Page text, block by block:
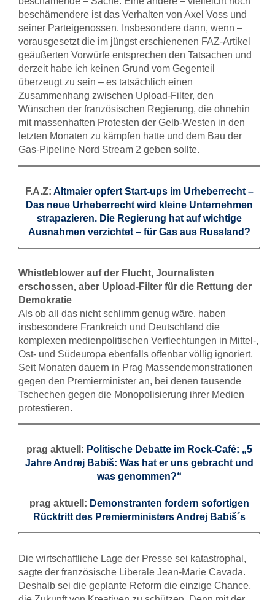
beschämendere ist das Verhalten von Axel Voss und
seiner Parteigenossen. Insbesondere dann, wenn –
vorausgesetzt die im jüngst erschienenen FAZ-Artikel
geäußerten Vorwürfe entsprechen den Tatsachen und
derzeit habe ich keinen Grund vom Gegenteil
überzeugt zu sein – es tatsächlich einen
Zusammenhang zwischen Upload-Filter, den
Wünschen der französischen Regierung, die ohnehin
mit massenhaften Protesten der Gelb-Westen in den
letzten Monaten zu kämpfen hatte und dem Bau der
Gas-Pipeline Nord Stream 2 geben sollte.
F.A.Z: Altmaier opfert Start-ups im Urheberrecht –
Das neue Urheberrecht wird kleine Unternehmen
strapazieren. Die Regierung hat auf wichtige
Ausnahmen verzichtet – für Gas aus Russland?
Whistleblower auf der Flucht, Journalisten
erschossen, aber Upload-Filter für die Rettung der
Demokratie
Als ob all das nicht schlimm genug wäre, haben
insbesondere Frankreich und Deutschland die
komplexen medienpolitischen Verflechtungen in Mittel-,
Ost- und Südeuropa ebenfalls offenbar völlig ignoriert.
Seit Monaten dauern in Prag Massendemonstrationen
gegen den Premierminister an, bei denen tausende
Tschechen gegen die Monopolisierung ihrer Medien
protestieren.
prag aktuell: Politische Debatte im Rock-Café: „5
Jahre Andrej Babiš: Was hat er uns gebracht und
was genommen?“
prag aktuell: Demonstranten fordern sofortigen
Rücktritt des Premierministers Andrej Babiš´s
Die wirtschaftliche Lage der Presse sei katastrophal,
sagte der französische Liberale Jean-Marie Cavada.
Deshalb sei die geplante Reform die einzige Chance,